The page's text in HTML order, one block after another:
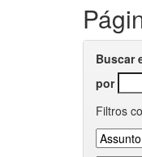
Buscar
por
Filtros